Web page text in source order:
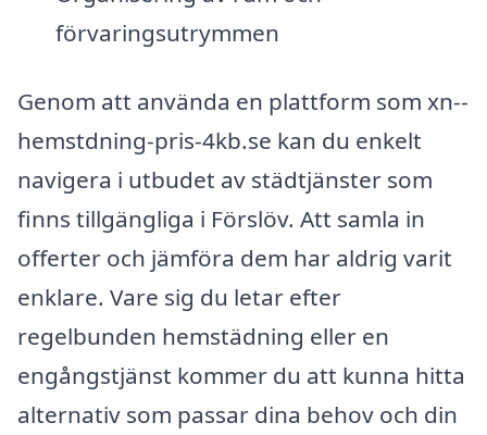
förvaringsutrymmen
Genom att använda en plattform som xn--
hemstdning-pris-4kb.se kan du enkelt
navigera i utbudet av städtjänster som
finns tillgängliga i Förslöv. Att samla in
offerter och jämföra dem har aldrig varit
enklare. Vare sig du letar efter
regelbunden hemstädning eller en
engångstjänst kommer du att kunna hitta
alternativ som passar dina behov och din